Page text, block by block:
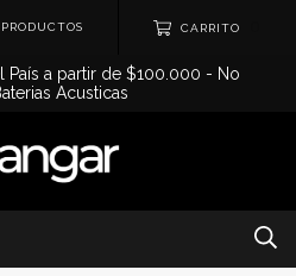
PRODUCTOS CARRITO
País a partir de $100.000 - No
Acusticas